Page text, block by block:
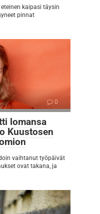
kaipasi täysin
pinnat
0
lomansa
Kuustosen
vaihtanut työpäivät
ovat takana, ja